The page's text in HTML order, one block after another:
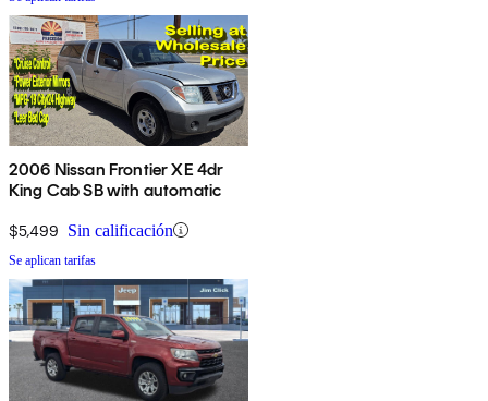
2006 Nissan Frontier XE 4dr
King Cab SB with automatic
$5,499 Sin calificación
Se aplican tarifas